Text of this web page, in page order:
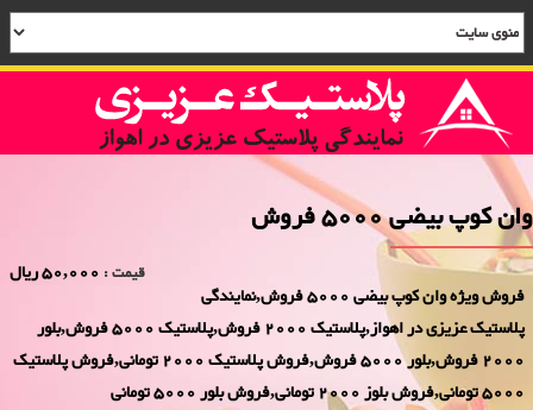
وان کوپ بیضی 5000 فروش
قیمت : 50,000 ریال
فروش ویژه وان کوپ بیضی 5000 فروش,نمایندگی
پلاستیک عزیزی در اهواز,پلاستیک 2000 فروش,پلاستیک 5000 فروش,بلور
2000 فروش,بلور 5000 فروش,فروش پلاستیک 2000 تومانی,فروش پلاستیک
5000 تومانی,فروش بلوز 2000 تومانی,فروش بلور 5000 تومانی